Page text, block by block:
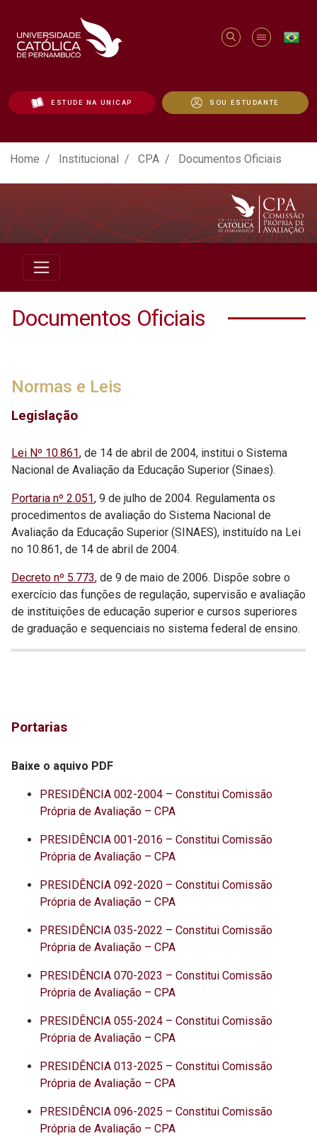
ESTUDE NA UNICAP SOU ESTUDANTE
Documentos Oficiais - Unicap
Home Institucional CPA Documentos Oficiais
Documentos Oficiais
Normas e Leis
Legislação
Lei Nº 10.861, de 14 de abril de 2004, institui o Sistema
Nacional de Avaliação da Educação Superior (Sinaes).
Portaria nº 2.051, 9 de julho de 2004. Regulamenta os
procedimentos de avaliação do Sistema Nacional de
Avaliação da Educação Superior (SINAES), instituído na Lei
no 10.861, de 14 de abril de 2004.
Decreto nº 5.773, de 9 de maio de 2006. Dispõe sobre o
exercício das funções de regulação, supervisão e avaliação
de instituições de educação superior e cursos superiores
de graduação e sequenciais no sistema federal de ensino.
Portarias
Baixe o aquivo PDF
PRESIDÊNCIA 002-2004 – Constitui Comissão
Própria de Avaliação – CPA
PRESIDÊNCIA 001-2016 – Constitui Comissão
Própria de Avaliação – CPA
PRESIDÊNCIA 092-2020 – Constitui Comissão
Própria de Avaliação – CPA
PRESIDÊNCIA 035-2022 – Constitui Comissão
Própria de Avaliação – CPA
PRESIDÊNCIA 070-2023 – Constitui Comissão
Própria de Avaliação – CPA
PRESIDÊNCIA 055-2024 – Constitui Comissão
Própria de Avaliação – CPA
PRESIDÊNCIA 013-2025 – Constitui Comissão
Própria de Avaliação – CPA
PRESIDÊNCIA 096-2025 – Constitui Comissão
Própria de Avaliação – CPA